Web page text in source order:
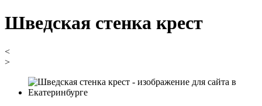
Шведская стенка крест
<
>